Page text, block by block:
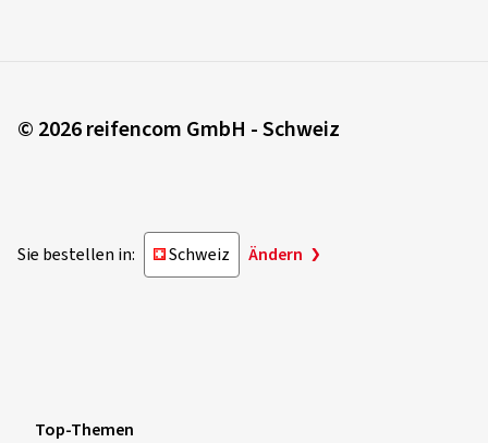
© 2026 reifencom GmbH - Schweiz
Sie bestellen in: Schweiz Ändern
Top-Themen